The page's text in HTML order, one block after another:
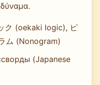
ク (oekaki logic), ピ
ム (Nonogram)
(Japanese